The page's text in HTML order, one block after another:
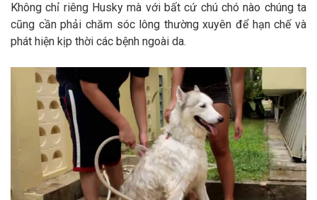
Không chỉ riêng Husky mà với bất cứ chú chó nào chúng ta
cũng cần phải chăm sóc lông thường xuyên để hạn chế và
phát hiện kịp thời các bệnh ngoài da.